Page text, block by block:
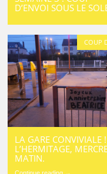
D’ENVOI SOUS LE
COUP
LA GARE CONVIVIALE
L’HERMITAGE,
MATIN.